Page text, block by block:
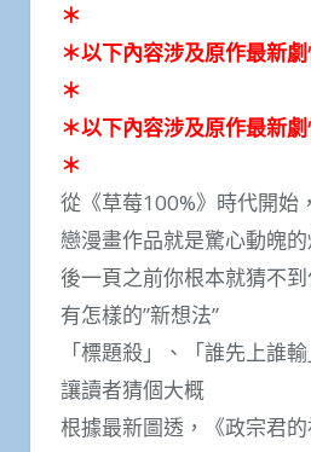
＊
＊以下內容涉及原作最新
＊
＊以下內容涉及原作最新
＊
從《草莓100%》時代開始
戀漫畫作品就是驚心動魄
後一頁之前你根本就猜不
有怎樣的”新想法”
「標題殺」、「誰先上誰
讓讀者猜個大概
根據最新圖透，《政宗君